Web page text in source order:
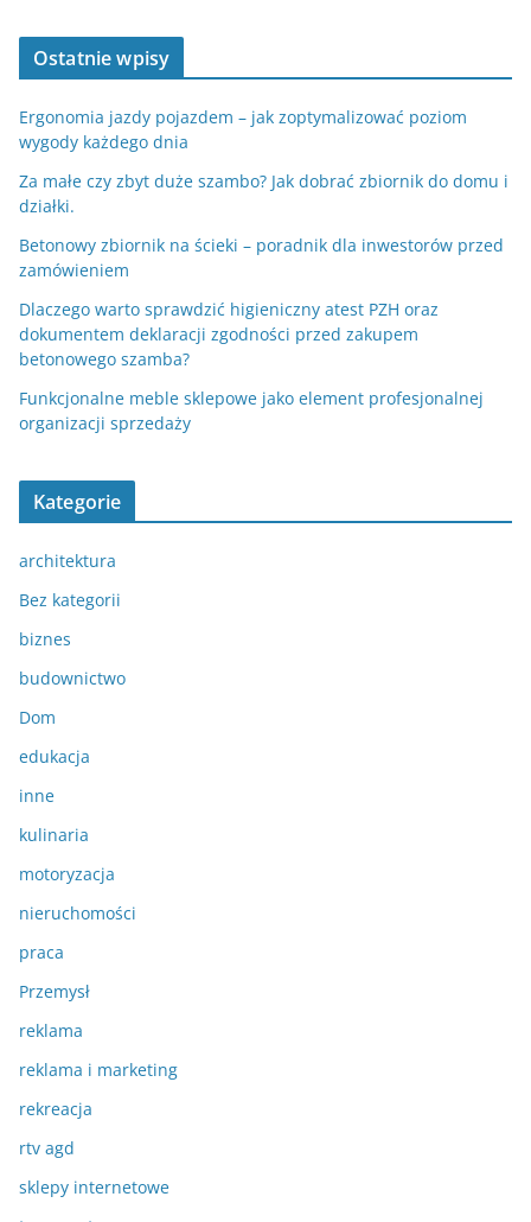
Ostatnie wpisy
Ergonomia jazdy pojazdem – jak zoptymalizować poziom
wygody każdego dnia
Za małe czy zbyt duże szambo? Jak dobrać zbiornik do domu i
działki.
Betonowy zbiornik na ścieki – poradnik dla inwestorów przed
zamówieniem
Dlaczego warto sprawdzić higieniczny atest PZH oraz
dokumentem deklaracji zgodności przed zakupem
betonowego szamba?
Funkcjonalne meble sklepowe jako element profesjonalnej
organizacji sprzedaży
Kategorie
architektura
Bez kategorii
biznes
budownictwo
Dom
edukacja
inne
kulinaria
motoryzacja
nieruchomości
praca
Przemysł
reklama
reklama i marketing
rekreacja
rtv agd
sklepy internetowe